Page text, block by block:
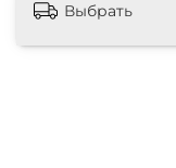
Выбрать